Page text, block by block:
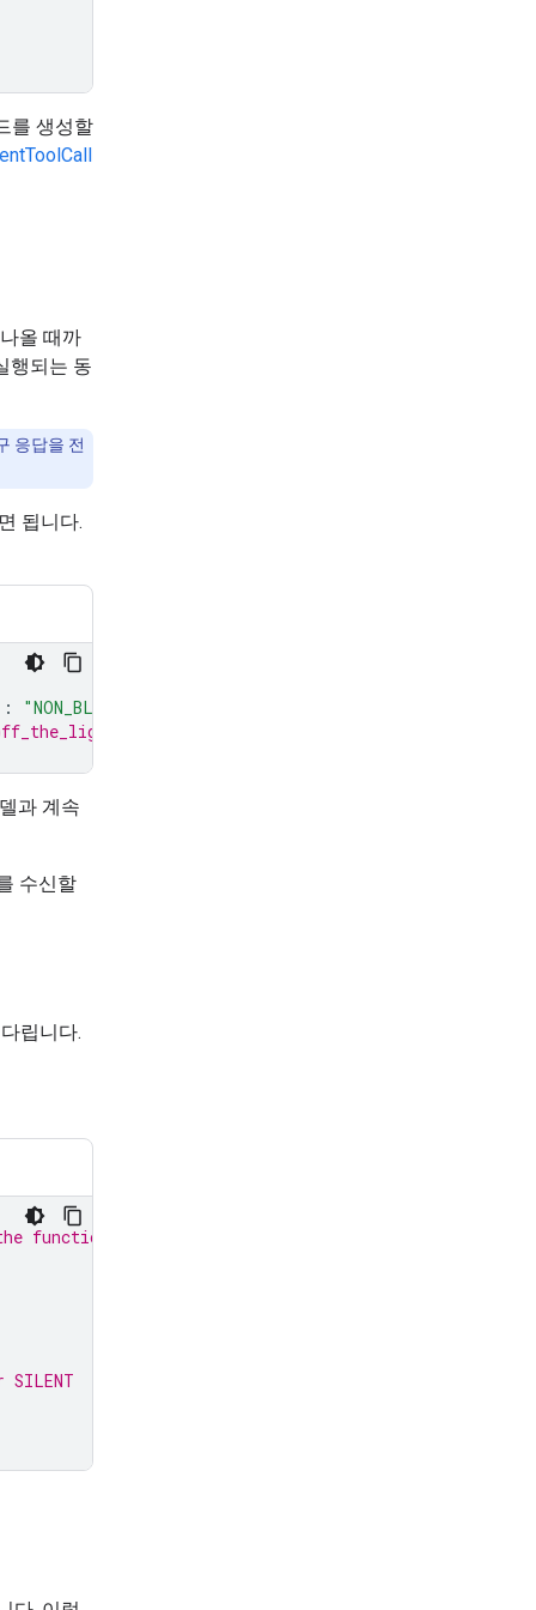
를 생성할
올 때까
행되는 동
응답을 전
됩니다.
: "NON_BLOCKING"
will still pause all interactions with the
과 계속
수신할
립니다.
function response:
SILENT